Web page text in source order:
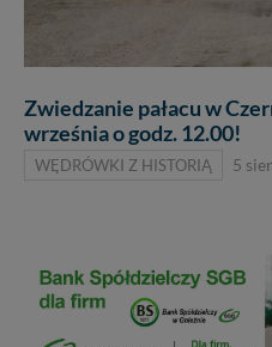
Zwiedzanie pałacu w
września o godz. 12.00!
WĘDRÓWKI Z HISTORIĄ 5